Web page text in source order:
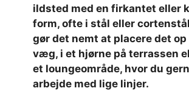
ildsted med en firkantet eller
form, ofte i stål eller
gør det nemt at placere det op
væg, i et hjørne på terrassen
et loungeområde, hvor du
arbejde med lige linjer.